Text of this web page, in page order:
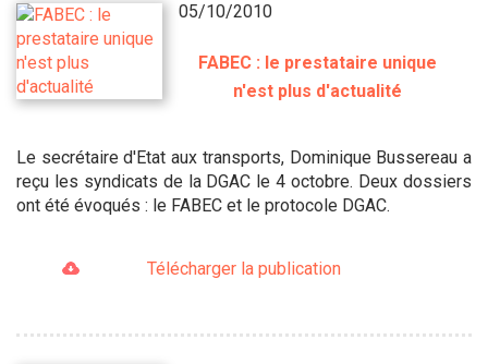
05/10/2010
FABEC : le prestataire unique
n'est plus d'actualité
Le secrétaire d'Etat aux transports, Dominique Bussereau a
reçu les syndicats de la DGAC le 4 octobre. Deux dossiers
ont été évoqués : le FABEC et le protocole DGAC.
Télécharger la publication